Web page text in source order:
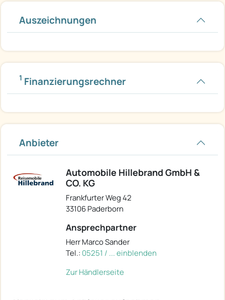
Auszeichnungen
1 Finanzierungsrechner
Anbieter
Automobile Hillebrand GmbH &
CO. KG
Frankfurter Weg 42
33106 Paderborn
Ansprechpartner
Herr Marco Sander
Tel.: 05251 / ... einblenden
Zur Händlerseite